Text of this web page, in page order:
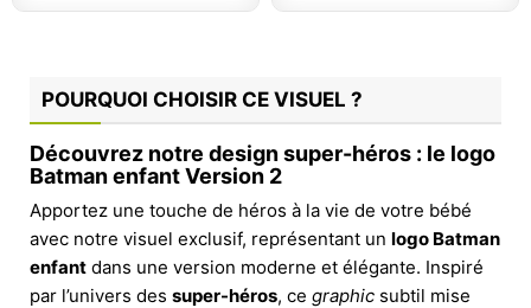
POURQUOI CHOISIR CE VISUEL ?
Découvrez notre design super-héros : le logo
Batman enfant Version 2
Apportez une touche de héros à la vie de votre bébé
avec notre visuel exclusif, représentant un logo Batman
enfant dans une version moderne et élégante. Inspiré
par l’univers des super-héros, ce graphic subtil mise